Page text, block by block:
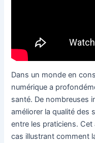
Dans un monde en
numérique a
santé. De nombreuses
améliorer la qualité des
entre les praticiens.
cas illustrant comment